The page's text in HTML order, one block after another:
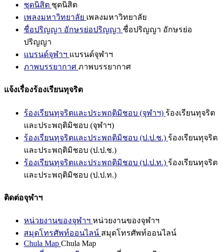
ชุดนิสิต ชุดนิสิต
เพลงมหาวิทยาลัย เพลงมหาวิทยาลัย
ชื่อปริญญา อักษรย่อปริญญา ชื่อปริญญา อักษรย่อ
ปริญญา
แบรนด์จุฬาฯ แบรนด์จุฬาฯ
ภาพบรรยากาศ ภาพบรรยากาศ
แจ้งเรื่องร้องเรียนทุจริต
ร้องเรียนทุจริตและประพฤติมิชอบ (จุฬาฯ) ร้องเรียนทุจริต
และประพฤติมิชอบ (จุฬาฯ)
ร้องเรียนทุจริตและประพฤติมิชอบ (ป.ป.ช.) ร้องเรียนทุจริต
และประพฤติมิชอบ (ป.ป.ช.)
ร้องเรียนทุจริตและประพฤติมิชอบ (ป.ป.ท.) ร้องเรียนทุจริต
และประพฤติมิชอบ (ป.ป.ท.)
ติดต่อจุฬาฯ
หน่วยงานของจุฬาฯ หน่วยงานของจุฬาฯ
สมุดโทรศัพท์ออนไลน์ สมุดโทรศัพท์ออนไลน์
Chula Map Chula Map